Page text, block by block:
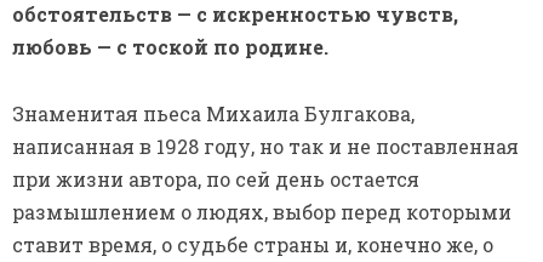
обстоятельств — с искренностью чувств,
любовь — с тоской по родине.
Знаменитая пьеса Михаила Булгакова,
написанная в 1928 году, но так и не поставленная
при жизни автора, по сей день остается
размышлением о людях, выбор перед которыми
ставит время, о судьбе страны и, конечно же, о